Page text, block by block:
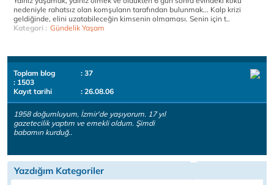
nedeniyle rahatsız olan komşuların tarafından bulunmak... Kalp krizi
geldiğinde, elini uzatabileceğin kimsenin olmaması. Senin için t..
Kategori : Gündelik Yaşam
Toplam blog
: 37
: 1503
Kayıt tarihi
: 26.08.06
1958 doğumluyum, İzmir'de yaşıyorum. 17 yıl
gazetecilik yaptım ve emekli oldum. Şimdi
babamın kurduğ..
Yazdığım Kategoriler